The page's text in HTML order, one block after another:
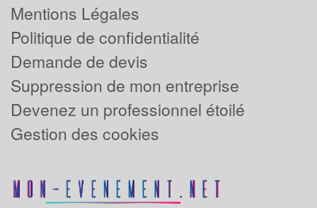
Mentions Légales
Politique de confidentialité
Demande de devis
Suppression de mon entreprise
Devenez un professionnel étoilé
Gestion des cookies